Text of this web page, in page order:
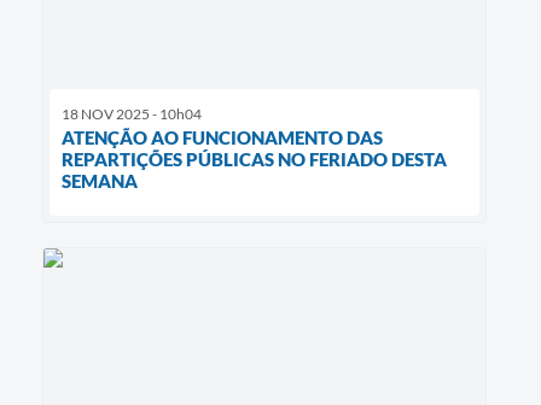
18 NOV 2025 - 10h04
ATENÇÃO AO FUNCIONAMENTO DAS
REPARTIÇÕES PÚBLICAS NO FERIADO DESTA
SEMANA